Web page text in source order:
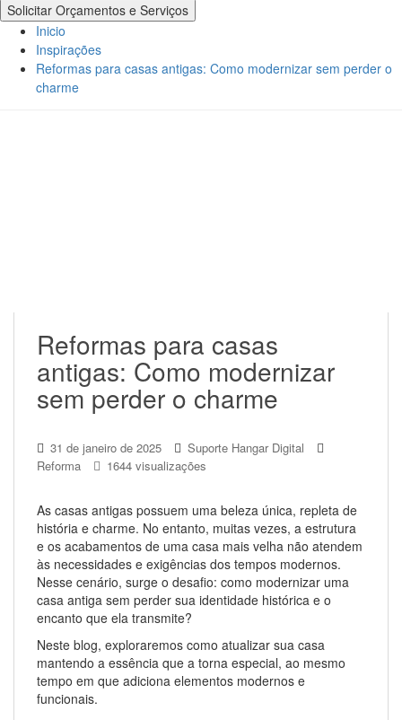
Inicio
Inspirações
Reformas para casas antigas: Como modernizar sem perder o
charme
Reformas para casas
antigas: Como modernizar
sem perder o charme
31 de janeiro de 2025
Suporte Hangar Digital
Reforma
1644 visualizações
As casas antigas possuem uma beleza única, repleta de
história e charme. No entanto, muitas vezes, a estrutura
e os acabamentos de uma casa mais velha não atendem
às necessidades e exigências dos tempos modernos.
Nesse cenário, surge o desafio: como modernizar uma
casa antiga sem perder sua identidade histórica e o
encanto que ela transmite?
Neste blog, exploraremos como atualizar sua casa
mantendo a essência que a torna especial, ao mesmo
tempo em que adiciona elementos modernos e
funcionais.